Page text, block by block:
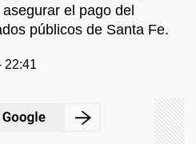
el pago del
públicos de Santa Fe.
22:41